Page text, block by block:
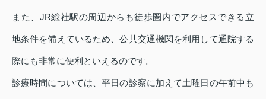
また、JR総社駅の周辺からも徒歩圏内でアクセスできる立
地条件を備えているため、公共交通機関を利用して通院する
際にも非常に便利といえるのです。
診療時間については、平日の診察に加えて土曜日の午前中も